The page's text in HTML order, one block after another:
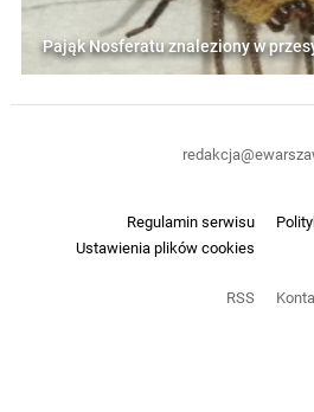
Pająk Nosferatu znaleziony w
Regulamin serwisu
Ustawienia plików cookies
RSS